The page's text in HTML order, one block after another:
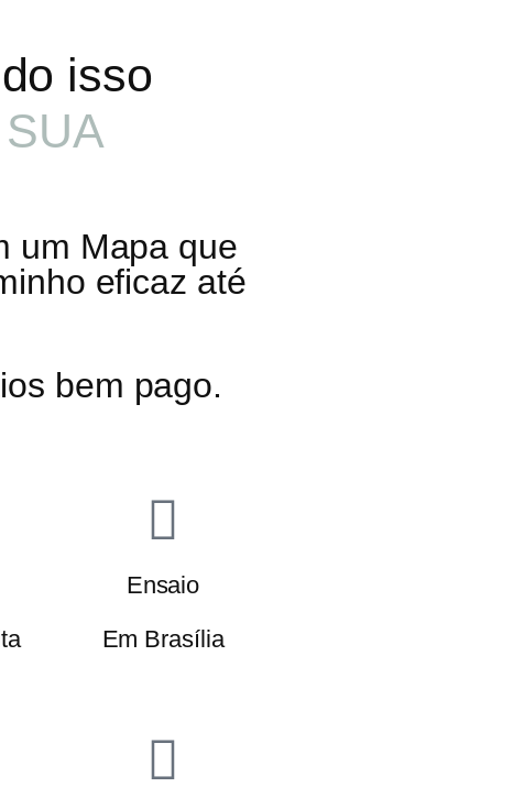
isso
um Mapa que
eficaz até
bem pago.
Ensaio
Em Brasília